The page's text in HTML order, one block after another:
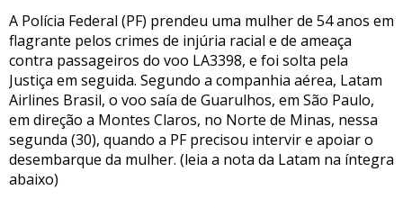
A Polícia Federal (PF) prendeu uma mulher de 54 anos em
flagrante pelos crimes de injúria racial e de ameaça
contra passageiros do voo LA3398, e foi solta pela
Justiça em seguida. Segundo a companhia aérea, Latam
Airlines Brasil, o voo saía de Guarulhos, em São Paulo,
em direção a Montes Claros, no Norte de Minas, nessa
segunda (30), quando a PF precisou intervir e apoiar o
desembarque da mulher. (leia a nota da Latam na íntegra
abaixo)